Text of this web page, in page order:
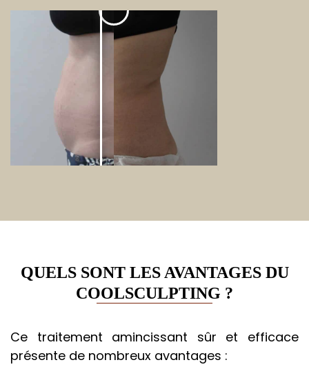
QUELS SONT LES AVANTAGES DU
COOLSCULPTING ?
Ce traitement amincissant sûr et efficace
présente de nombreux avantages :